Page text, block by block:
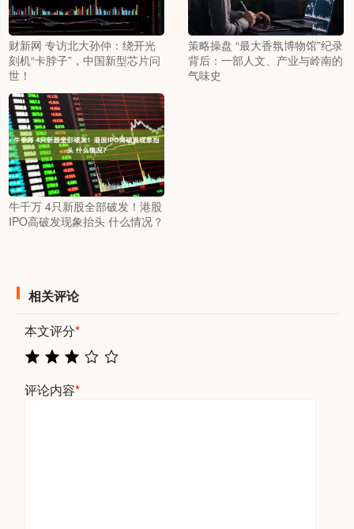
财新网 专访北大孙仲：绕开光
刻机“卡脖子”，中国新型芯片问
世！
策略操盘 “最大香氛博物馆”纪录
背后：一部人文、产业与岭南的
气味史
牛千万 4只新股全部破发！港股
IPO高破发现象抬头 什么情况？
相关评论
本文评分*
评论内容*